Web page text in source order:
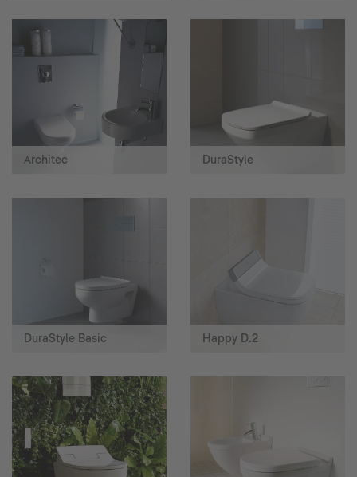
Architec DuraStyle
DuraStyle Basic Happy D.2